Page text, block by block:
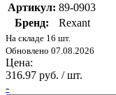
Артикул: 89-0903
Бренд:
Rexant
На складе 16 шт.
Обновлено 07.08.2026
Цена:
316.97 руб. / шт.
-